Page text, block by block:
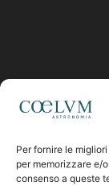
Per fornire le
per memorizzare e/
consenso a queste